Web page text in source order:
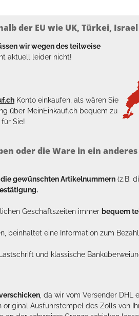
der EU wie UK, Türkei,
wir wegen des teilweise
aktuell leider nicht!
Konto einkaufen, als wären Sie
über MeinEinkauf.ch bequem zu
Sie!
oder die Ware in ein
die gewünschten Artikelnummern (z.B.
Geschäftszeiten immer bequem
beinhaltet eine Information zum
und klassische
, da wir vom Versender
Ausfuhrstempel des Zolls von